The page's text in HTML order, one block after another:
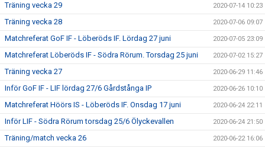
Träning vecka 29 2020-07-14 10:23
Träning vecka 28 2020-07-06 09:07
Matchreferat GoF IF - Löberöds IF. Lördag 27 juni 2020-07-05 23:09
Matchreferat Löberöds IF - Södra Rörum. Torsdag 25 juni 2020-07-02 15:27
Träning vecka 27 2020-06-29 11:46
Inför GoF IF - LIF lördag 27/6 Gårdstånga IP 2020-06-26 10:10
Matchreferat Höörs IS - Löberöds IF. Onsdag 17 juni 2020-06-24 22:11
Inför LIF - Södra Rörum torsdag 25/6 Ölyckevallen 2020-06-24 21:50
Träning/match vecka 26 2020-06-22 16:06